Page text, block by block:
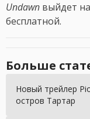
Undawn выйдет
бесплатной.
Больше
Новый трейлер
остров Тартар